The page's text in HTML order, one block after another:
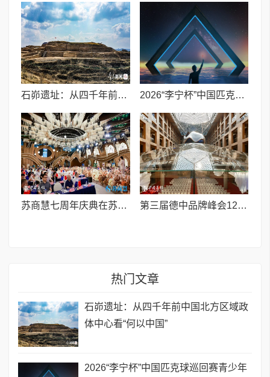
石峁遗址：从四千年前中国北方区域政体中心看“何以中国” 2026“李宁杯”中国匹克球巡回赛青少年赛-河南鹤壁站圆满落幕
苏商慧七周年庆典在苏州隆重举行 七大联创共启发展新篇章 第三届德中品牌峰会12月将在柏林举办，聚焦人工智能时代品牌全球化发展
热门文章
石峁遗址：从四千年前中国北方区域政
体中心看“何以中国”
2026“李宁杯”中国匹克球巡回赛青少年